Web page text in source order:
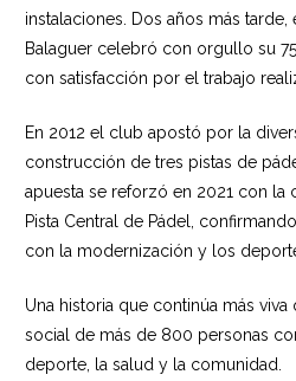
instalaciones. Dos años más tarde,
Balaguer celebró con orgullo su
con satisfacción por el trabajo
En 2012 el club apostó por la
construcción de tres pistas de
apuesta se reforzó en 2021 con la
Pista Central de Pádel,
con la modernización y los
Una historia que continúa más viva
social de más de 800 personas
deporte, la salud y la comunidad.